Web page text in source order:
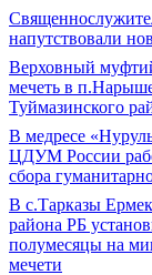
напутствовали
Верховный
мечеть в
Туймазинского
В медресе
ЦДУМ России
сбора
В с.Тарказы
района РБ
полумесяцы на
мечети